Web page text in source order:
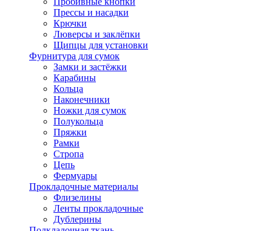
Прессы и насадки
Крючки
Люверсы и заклёпки
Щипцы для установки
Фурнитура для сумок
Замки и застёжки
Карабины
Кольца
Наконечники
Ножки для сумок
Полукольца
Пряжки
Рамки
Стропа
Цепь
Фермуары
Прокладочные материалы
Флизелины
Ленты прокладочные
Дублерины